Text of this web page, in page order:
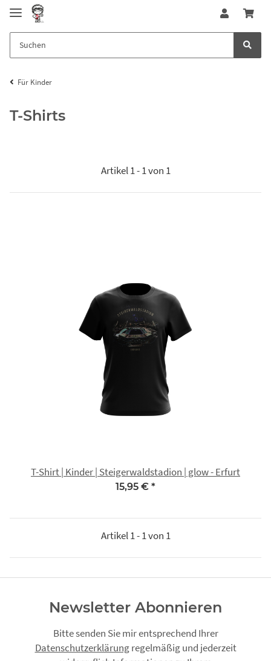
Für Kinder
T-Shirts
Artikel 1 - 1 von 1
T-Shirt | Kinder | Steigerwaldstadion | glow - Erfurt
15,95 € *
Artikel 1 - 1 von 1
Newsletter Abonnieren
Bitte senden Sie mir entsprechend Ihrer
Datenschutzerklärungregelmäßig und jederzeit